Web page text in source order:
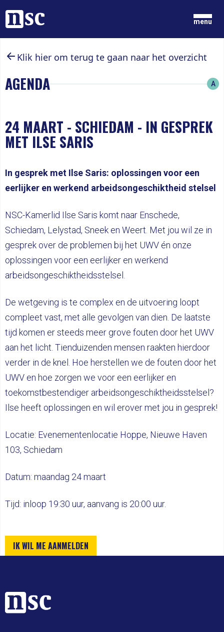
Home
menu
GRONDGEDACHTEN
ONZE MENSEN
DOE MEE
LID WORDEN
Klik hier om terug te gaan naar het overzicht
AGENDA A
24 MAART - SCHIEDAM - IN GESPREK
MET ILSE SARIS
In gesprek met Ilse Saris: oplossingen voor een
eerlijker en werkend arbeidsongeschiktheid stelsel
NSC-Kamerlid Ilse Saris komt naar Enschede,
Schiedam, Lelystad, Sneek en Weert. Met jou wil ze in
gesprek over de problemen bij het UWV én onze
oplossingen voor een eerlijker en werkend
arbeidsongeschiktheidsstelsel.
De wetgeving is te complex en de uitvoering loopt
compleet vast, met alle gevolgen van dien. De laatste
tijd komen er steeds meer grove fouten door het UWV
aan het licht. Tienduizenden mensen raakten hierdoor
verder in de knel. Hoe herstellen we de fouten door het
UWV en hoe zorgen we voor een eerlijker en
toekomstbestendiger arbeidsongeschiktheidsstelsel?
Ilse heeft oplossingen en wil erover met jou in gesprek!
Locatie: Evenementenlocatie Hoppe, Nieuwe Haven
103, Schiedam
Datum: maandag 24 maart
Tijd: inloop 19:30 uur, aanvang is 20:00 uur.
IK WIL ME AANMELDEN